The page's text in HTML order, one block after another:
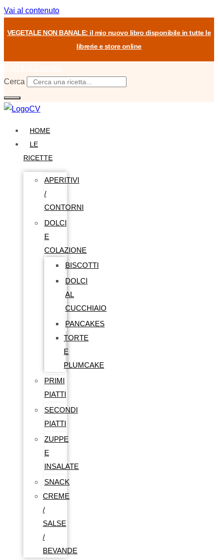
Vai al contenuto
VEGETALE NON BANALE: il mio nuovo libro disponibile in tutte le
librerie e store online
Cerca
HOME
LE
RICETTE
APERITIVI
/
CONTORNI
DOLCI
E
COLAZIONE
BISCOTTI
DOLCI
AL
CUCCHIAIO
PANCAKES
TORTE
E
PLUMCAKE
PRIMI
PIATTI
SECONDI
PIATTI
ZUPPE
E
INSALATE
SNACK
CREME
/
SALSE
/
BEVANDE